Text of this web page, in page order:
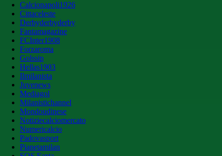
Calcionapoli1926
Cittaceleste
Derbyderbyderby
Fantamagazine
FCInter1908
Forzaroma
Golssip
Hellas1903
Ilmilanista
Juvenews
Mediagol
Milanistichannel
Mondoudinese
Notiziecalciomercato
Numericalcio
Padovasport
Pianetamilan